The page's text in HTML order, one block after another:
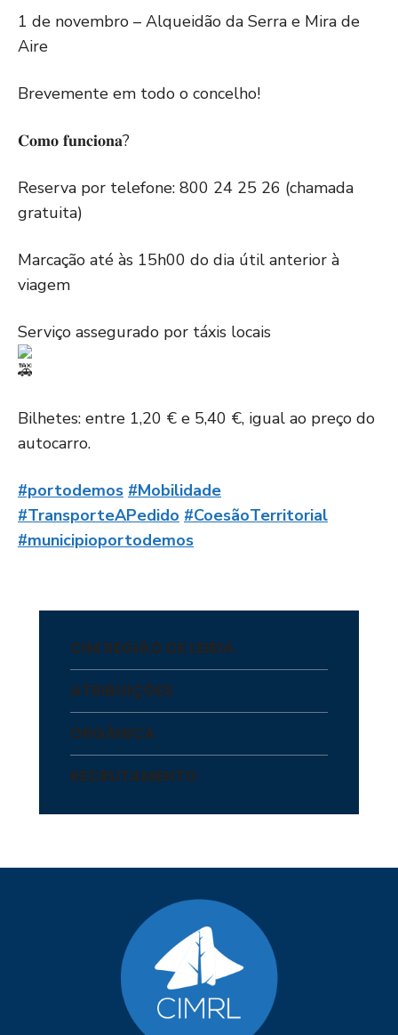
1 de novembro – Alqueidão da Serra e Mira de
Aire
Brevemente em todo o concelho!
𝐂𝐨𝐦𝐨 𝐟𝐮𝐧𝐜𝐢𝐨𝐧𝐚?
Reserva por telefone: 800 24 25 26 (chamada
gratuita)
Marcação até às 15h00 do dia útil anterior à
viagem
Serviço assegurado por táxis locais
Bilhetes: entre 1,20 € e 5,40 €, igual ao preço do
autocarro.
#portodemos #Mobilidade
#TransporteAPedido #CoesãoTerritorial
#municipioportodemos
CIM REGIÃO DE LEIRIA
ATRIBUIÇÕES
ORGÂNICA
RECRUTAMENTO